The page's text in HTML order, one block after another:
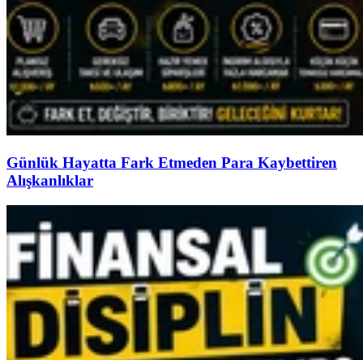
Günlük Hayatta Fark Etmeden Para Kaybettiren
Alışkanlıklar